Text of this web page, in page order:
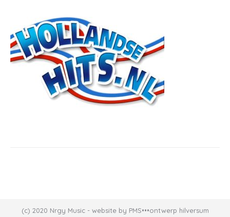
(c) 2020 Nrgy Music - website by PMS•••ontwerp hilversum